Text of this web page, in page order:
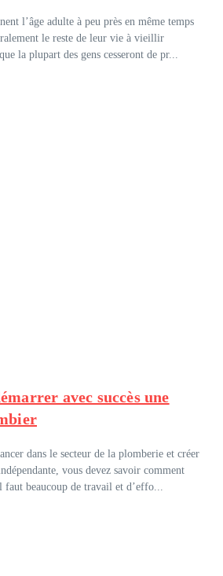
l’âge adulte à peu près en même temps
le reste de leur vie à vieillir
la plupart des gens cesseront de pr...
avec succès une
dans le secteur de la plomberie et créer
vous devez savoir comment
beaucoup de travail et d’effo...